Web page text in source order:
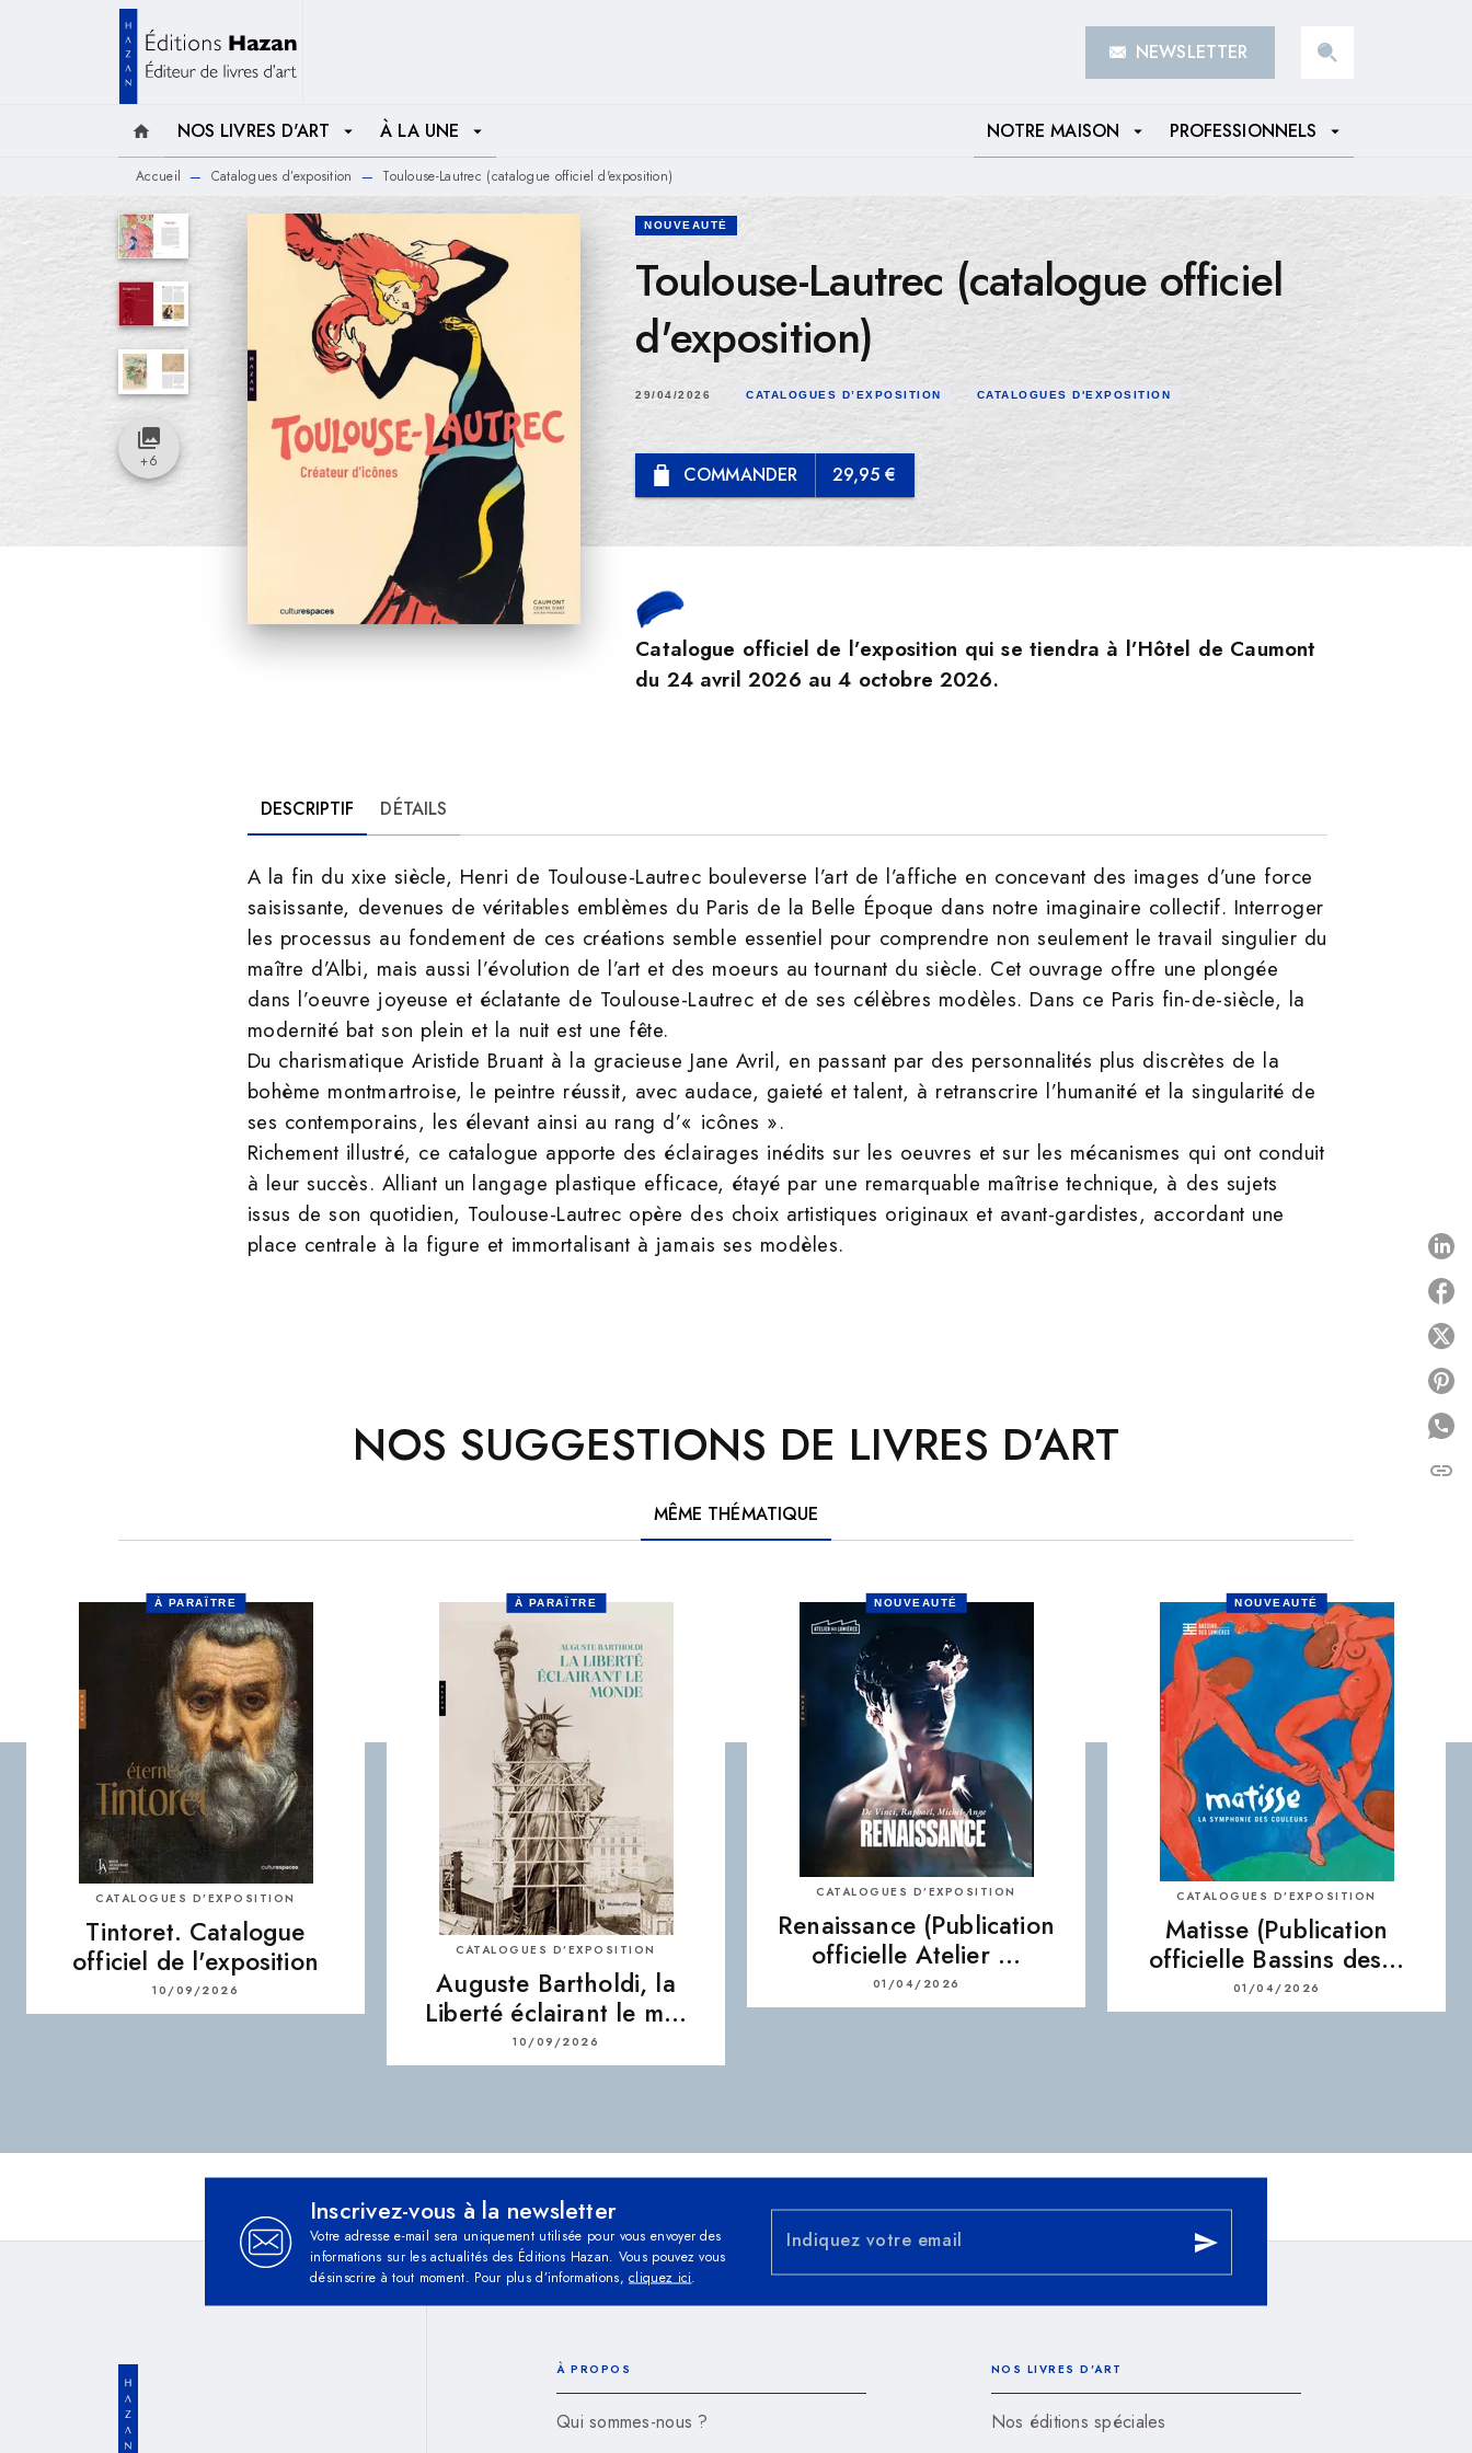
MENU RECHERCHE NEWSLETTER
home NOS LIVRES D'ART arrow_drop_down À LA UNE arrow_drop_down NOTRE MAISON arrow_drop_down PROFESSIONNELS arrow_drop_down
Accueil — Catalogues d’exposition — Toulouse-Lautrec (catalogue officiel d'exposition)
NOUVEAUTÉ
Toulouse-Lautrec (catalogue officiel
d'exposition)
29/04/2026 CATALOGUES D’EXPOSITION CATALOGUES D'EXPOSITION
COMMANDER 29,95 €
Catalogue officiel de l’exposition qui se tiendra à l’Hôtel de Caumont
du 24 avril 2026 au 4 octobre 2026.
collections
+6
DESCRIPTIF DÉTAILS
A la fin du xixe siècle, Henri de Toulouse-Lautrec bouleverse l’art de l’affiche en concevant des images d’une force
saisissante, devenues de véritables emblèmes du Paris de la Belle Époque dans notre imaginaire collectif. Interroger
les processus au fondement de ces créations semble essentiel pour comprendre non seulement le travail singulier du
maître d’Albi, mais aussi l’évolution de l’art et des moeurs au tournant du siècle. Cet ouvrage offre une plongée
dans l’oeuvre joyeuse et éclatante de Toulouse-Lautrec et de ses célèbres modèles. Dans ce Paris fin-de-siècle, la
modernité bat son plein et la nuit est une fête.
Du charismatique Aristide Bruant à la gracieuse Jane Avril, en passant par des personnalités plus discrètes de la
bohème montmartroise, le peintre réussit, avec audace, gaieté et talent, à retranscrire l’humanité et la singularité de
ses contemporains, les élevant ainsi au rang d’« icônes ».
Richement illustré, ce catalogue apporte des éclairages inédits sur les oeuvres et sur les mécanismes qui ont conduit
à leur succès. Alliant un langage plastique efficace, étayé par une remarquable maîtrise technique, à des sujets
issus de son quotidien, Toulouse-Lautrec opère des choix artistiques originaux et avant-gardistes, accordant une
place centrale à la figure et immortalisant à jamais ses modèles.
NOS SUGGESTIONS DE LIVRES D’ART
MÊME THÉMATIQUE
À PARAÎTRE
CATALOGUES D’EXPOSITION
Tintoret. Catalogue
officiel de l'exposition
10/09/2026
À PARAÎTRE
CATALOGUES D’EXPOSITION
Auguste Bartholdi, la
Liberté éclairant le m…
10/09/2026
NOUVEAUTÉ
CATALOGUES D’EXPOSITION
Renaissance (Publication
officielle Atelier …
01/04/2026
NOUVEAUTÉ
CATALOGUES D’EXPOSITION
Matisse (Publication
officielle Bassins des…
01/04/2026
link
Inscrivez-vous à la newsletter
Votre adresse e-mail sera uniquement utilisée pour vous envoyer des
informations sur les actualités des Éditions Hazan. Vous pouvez vous
désinscrire à tout moment. Pour plus d’informations,cliquez ici.
Indiquez votre email send
À PROPOS
Qui sommes-nous ?
NOS LIVRES D'ART
Nos éditions spéciales